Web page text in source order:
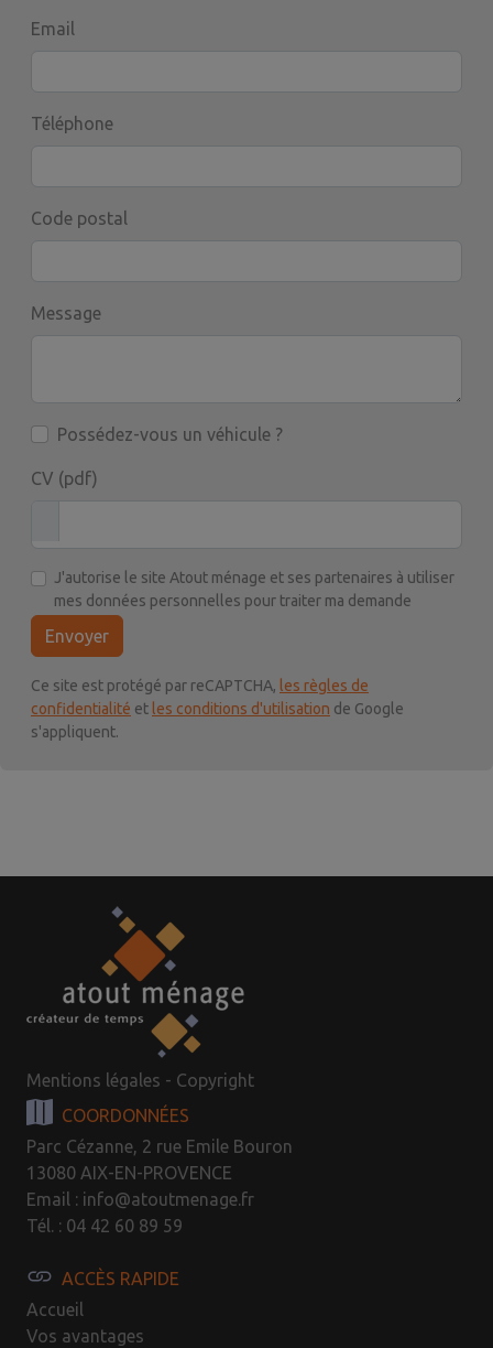
Email
Téléphone
Code postal
Message
Possédez-vous un véhicule ?
CV (pdf)
J'autorise le site Atout ménage et ses partenaires à utiliser
mes données personnelles pour traiter ma demande
Envoyer
Ce site est protégé par reCAPTCHA, les règles de
confidentialité etles conditions d'utilisation de Google
s'appliquent.
Mentions légales - Copyright
COORDONNÉES
Parc Cézanne, 2 rue Emile Bouron
13080 AIX-EN-PROVENCE
Email : info@atoutmenage.fr
Tél. : 04 42 60 89 59
ACCÈS RAPIDE
Accueil
Vos avantages